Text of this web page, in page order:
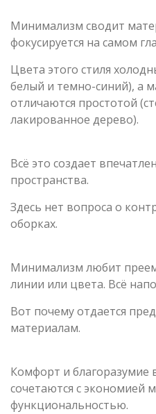
Минимализм сводит
фокусируется на самом
Цвета этого стиля
белый и темно-синий), а
отличаются простотой
лакированное дерево).
Всё это создает
пространства.
Здесь нет вопроса о
оборках.
Минимализм любит
линии или цвета. Всё
Вот почему отдается
материалам.
Комфорт и благоразумие
сочетаются с экономией
функциональностью.